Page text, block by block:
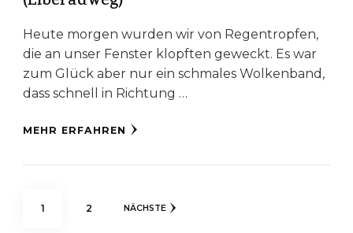
Heute morgen wurden wir von Regentropfen,
die an unser Fenster klopften geweckt. Es war
zum Glück aber nur ein schmales Wolkenband,
dass schnell in Richtung …
MEHR ERFAHREN
Seitennummerierung
SEITE
1 SEITE
2 NÄCHSTE